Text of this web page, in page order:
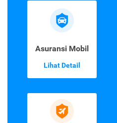
Asuransi Mobil
Lihat Detail